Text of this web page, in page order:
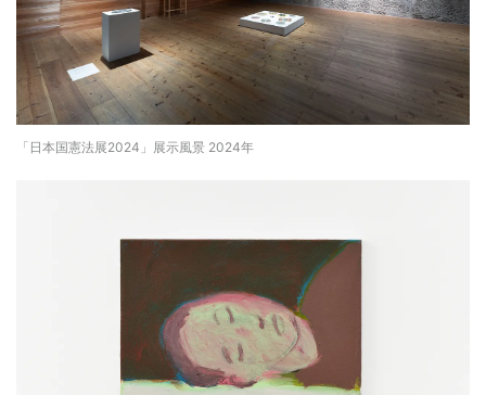
「日本国憲法展2024」展示風景 2024年